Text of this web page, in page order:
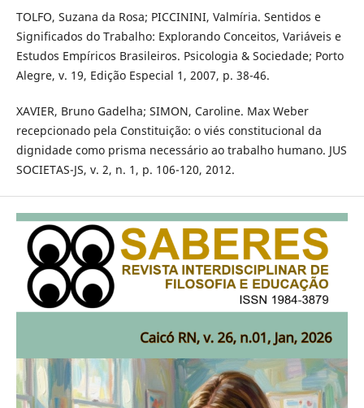
TOLFO, Suzana da Rosa; PICCININI, Valmíria. Sentidos e
Significados do Trabalho: Explorando Conceitos, Variáveis e
Estudos Empíricos Brasileiros. Psicologia & Sociedade; Porto
Alegre, v. 19, Edição Especial 1, 2007, p. 38-46.
XAVIER, Bruno Gadelha; SIMON, Caroline. Max Weber
recepcionado pela Constituição: o viés constitucional da
dignidade como prisma necessário ao trabalho humano. JUS
SOCIETAS-JS, v. 2, n. 1, p. 106-120, 2012.